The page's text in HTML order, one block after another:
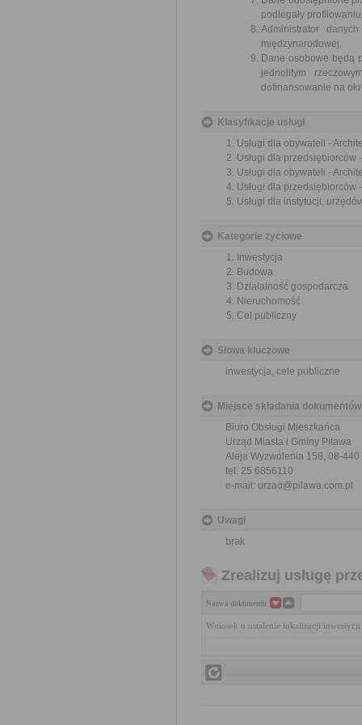
podlegały
Administrator
międzynarodowej.
Dane osobowe będą
jednolitym
dofinansowanie na
Klasyfikacje usługi
Usługi dla obywateli -
Usługi dla przedsiębiorców
Usługi dla obywateli -
Usługi dla
Usługi dla instytucji,
Kategorie życiowe
Inwestycja
Budowa
Działalność gospodarcza
Nieruchomość
Cel publiczny
Słowa kluczowe
inwestycja, cele publiczne
Miejsce składania dokumentów
Biuro Obsługi Mieszkańca
Urząd Miasta i Gminy Pilawa
Aleja Wyzwolenia 158, 08-440
tel. 25 6856110
e-mail: urzad@pilawa.com.pl
Uwagi
brak
Zrealizuj usługę
Nazwa dokumentu
Wniosek o ustalenie lokalizacji